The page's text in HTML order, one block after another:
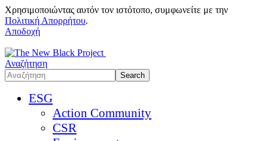
Χρησιμοποιώντας αυτόν τον ιστότοπο, συμφωνείτε με την
Πολιτική Απορρήτου.
Αποδοχή
Αναζήτηση
ESG
Action Community
CSR